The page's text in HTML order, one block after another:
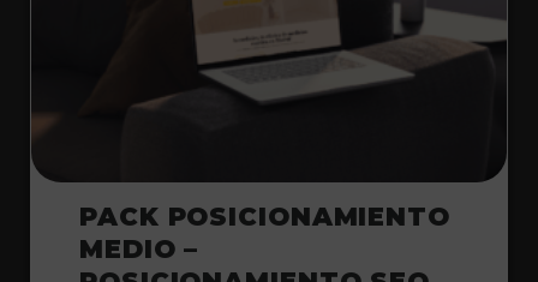
PACK POSICIONAMIENTO
MEDIO –